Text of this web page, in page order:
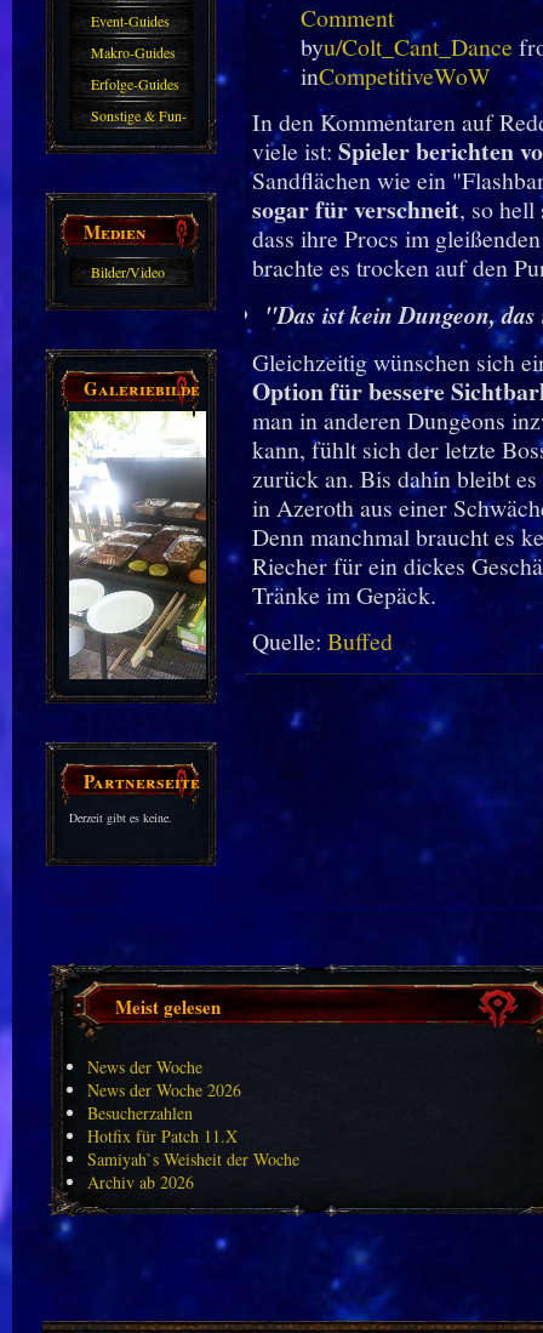
Event-Guides
Makro-Guides
Erfolge-Guides
Sonstige & Fun-
Guides
Medien
Bilder/Video
Galeriebilder
Partnerseiten
Derzeit gibt es keine.
Comment
byu/Colt_Cant_Dance
inCompetitiveWoW
In den Kommentaren auf
viele ist: Spieler berichten
Sandflächen wie ein
sogar für verschneit, so hell
dass ihre Procs im
brachte es trocken auf den
"Das ist kein Dungeon,
Gleichzeitig wünschen sich
Option für bessere
man in anderen Dungeons
kann, fühlt sich der letzte
zurück an. Bis dahin bleibt
in Azeroth aus einer
Denn manchmal braucht es
Riecher für ein dickes
Tränke im Gepäck.
Quelle:Buffed
Meist gelesen
News der Woche
News der Woche 2026
Besucherzahlen
Hotfix für Patch 11.X
Samiyah`s Weisheit der Woche
Archiv ab 2026